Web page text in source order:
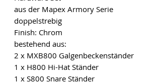
aus der Mapex Armory Serie
doppelstrebig
Finish: Chrom
bestehend aus:
2 x MXB800 Galgenbeckenständer
1 x H800 Hi-Hat Ständer
1 x S800 Snare Ständer